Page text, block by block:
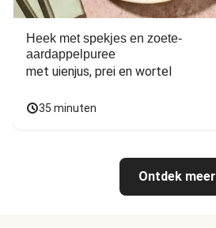
Heek met spekjes en zoete-
aardappelpuree
met uienjus, prei en wortel
35 minuten
Ontdek meer